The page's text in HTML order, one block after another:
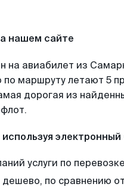
нашем сайте
на авиабилет из
маршруту летают 5
дорогая из
услуги по
по сравнению